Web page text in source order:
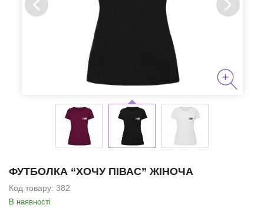
ФУТБОЛКА “ХОЧУ ПІВАС” ЖІНОЧА
Код товару: 382
В наявності